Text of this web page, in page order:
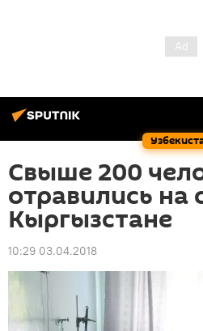
Свыше 200
отравились на
Кыргызстане
10:29 03.04.2018